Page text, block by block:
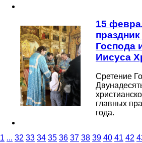
15
Господа
Иисуса
Сретение
главных
года.
1 ... 32 33 34 35 36 37 38 39 40 41 42